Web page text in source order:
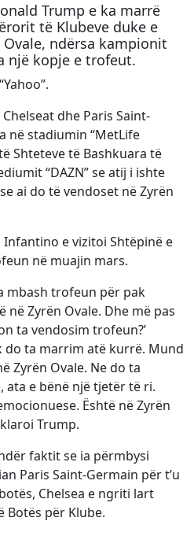
Trump e ka marrë
të Klubeve duke e
ndërsa kampionit
një kopje e trofeut.
dhe Paris Saint-
në stadiumin “MetLife
Shteteve të Bashkuara të
“DAZN” se atij i ishte
ai do të vendoset në Zyrën
Infantino e vizitoi Shtëpinë e
në muajin mars.
mbash trofeun për pak
në Zyrën Ovale. Dhe më pas
ta vendosim trofeun?’
do ta marrim atë kurrë. Mund
Zyrën Ovale. Ne do ta
ata e bënë një tjetër të ri.
Është në Zyrën
Trump.
faktit se ia përmbysi
Paris Saint-Germain për t’u
Chelsea e ngriti lart
Botës për Klube.